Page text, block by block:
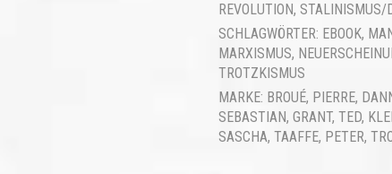
REVOLUTION, STALINISMUS/
SCHLAGWÖRTER: EBOOK,
MARXISMUS,
TROTZKISMUS
MARKE: BROUÉ, PIERRE,
SEBASTIAN, GRANT, TED,
SASCHA, TAAFFE, PETER,